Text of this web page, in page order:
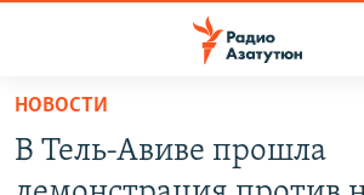
Перейти
основному
содержанию
НОВОСТИ
В Тель-Авиве прошла